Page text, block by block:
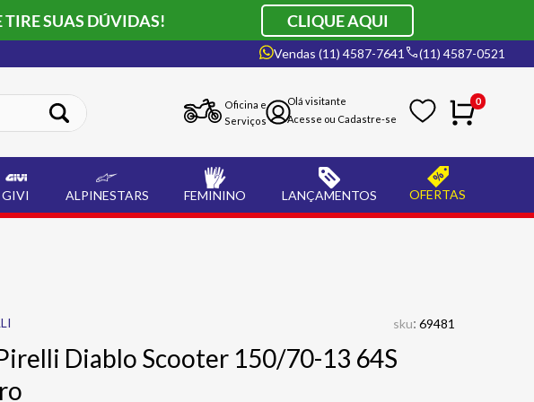
TIRE SUAS DÚVIDAS! CLIQUE AQUI
Vendas (11) 4587-7641 (11) 4587-0521
Oficina e
Serviços
0
GIVI ALPINESTARS FEMININO LANÇAMENTOS OFERTAS
sku: 69481
Diablo Scooter 150/70-13 64S